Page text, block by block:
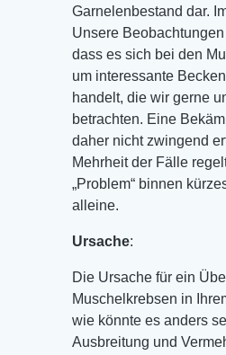
Garnelenbestand dar.
Unsere
dass es sich bei den
um interessante
handelt, die wir gerne
betrachten. Eine
daher nicht zwingend
Mehrheit der Fälle
„Problem“ binnen
alleine.
Ursache:
Die Ursache für ein
Muschelkrebsen in
wie könnte es anders
Ausbreitung und